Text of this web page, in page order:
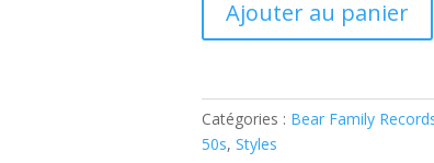
Big
-
Hellooo
Baby!
Ajouter au panier
Catégories : Bear Family
50s, Styles